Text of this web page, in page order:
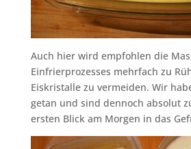
Auch hier wird empfohlen die
Einfrierprozesses mehrfach zu
Eiskristalle zu vermeiden. Wir
getan und sind dennoch absolut
ersten Blick am Morgen in das